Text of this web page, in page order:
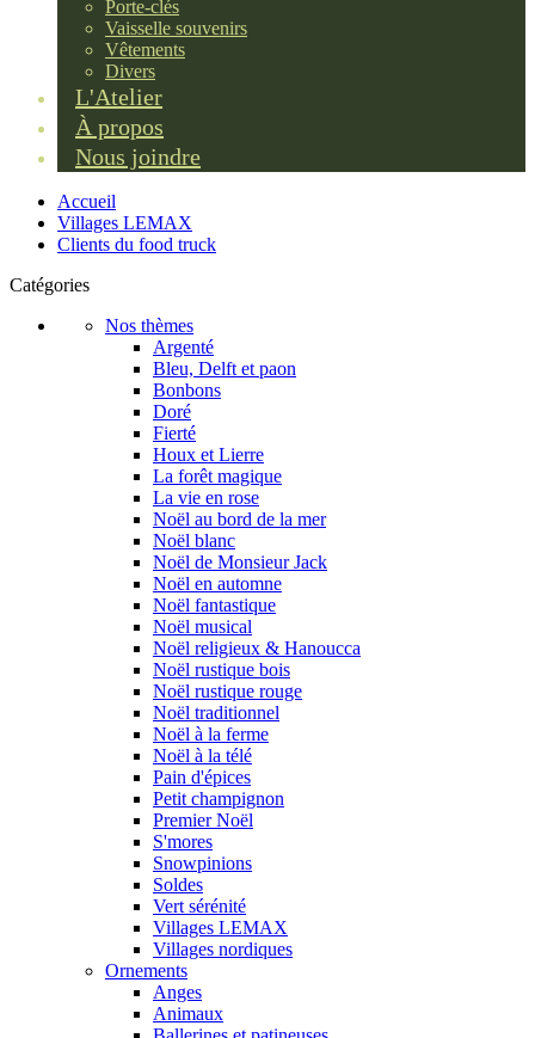
Porte-clés
Vaisselle souvenirs
Vêtements
Divers
L'Atelier
À propos
Nous joindre
Accueil
Villages LEMAX
Clients du food truck
Catégories
Nos thèmes
Argenté
Bleu, Delft et paon
Bonbons
Doré
Fierté
Houx et Lierre
La forêt magique
La vie en rose
Noël au bord de la mer
Noël blanc
Noël de Monsieur Jack
Noël en automne
Noël fantastique
Noël musical
Noël religieux & Hanoucca
Noël rustique bois
Noël rustique rouge
Noël traditionnel
Noël à la ferme
Noël à la télé
Pain d'épices
Petit champignon
Premier Noël
S'mores
Snowpinions
Soldes
Vert sérénité
Villages LEMAX
Villages nordiques
Ornements
Anges
Animaux